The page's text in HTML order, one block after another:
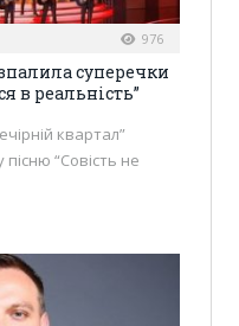
976
суперечки
в реальність”
квартал”
“Совість не